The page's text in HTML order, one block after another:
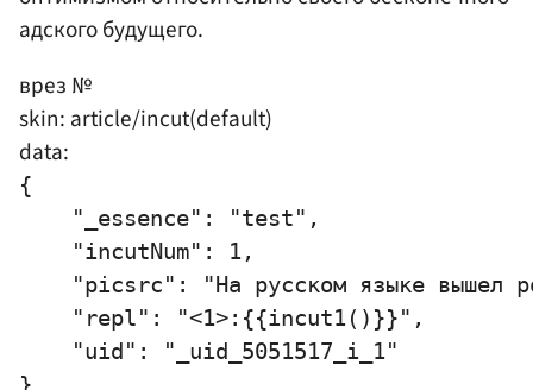
адского будущего.
врез №
skin: article/incut(default)
data:
{
    "_essence": "test",
    "incutNum": 1,
"picsrc": "На русском языке вышел
    "repl": "<1>:{{incut1()}}",
    "uid": "_uid_5051517_i_1"